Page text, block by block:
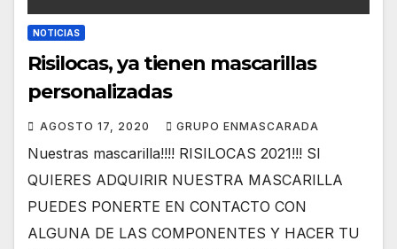
NOTICIAS
Risilocas, ya tienen mascarillas
personalizadas
AGOSTO 17, 2020 GRUPO ENMASCARADA
Nuestras mascarilla!!!! RISILOCAS 2021!!! SI
QUIERES ADQUIRIR NUESTRA MASCARILLA
PUEDES PONERTE EN CONTACTO CON
ALGUNA DE LAS COMPONENTES Y HACER TU